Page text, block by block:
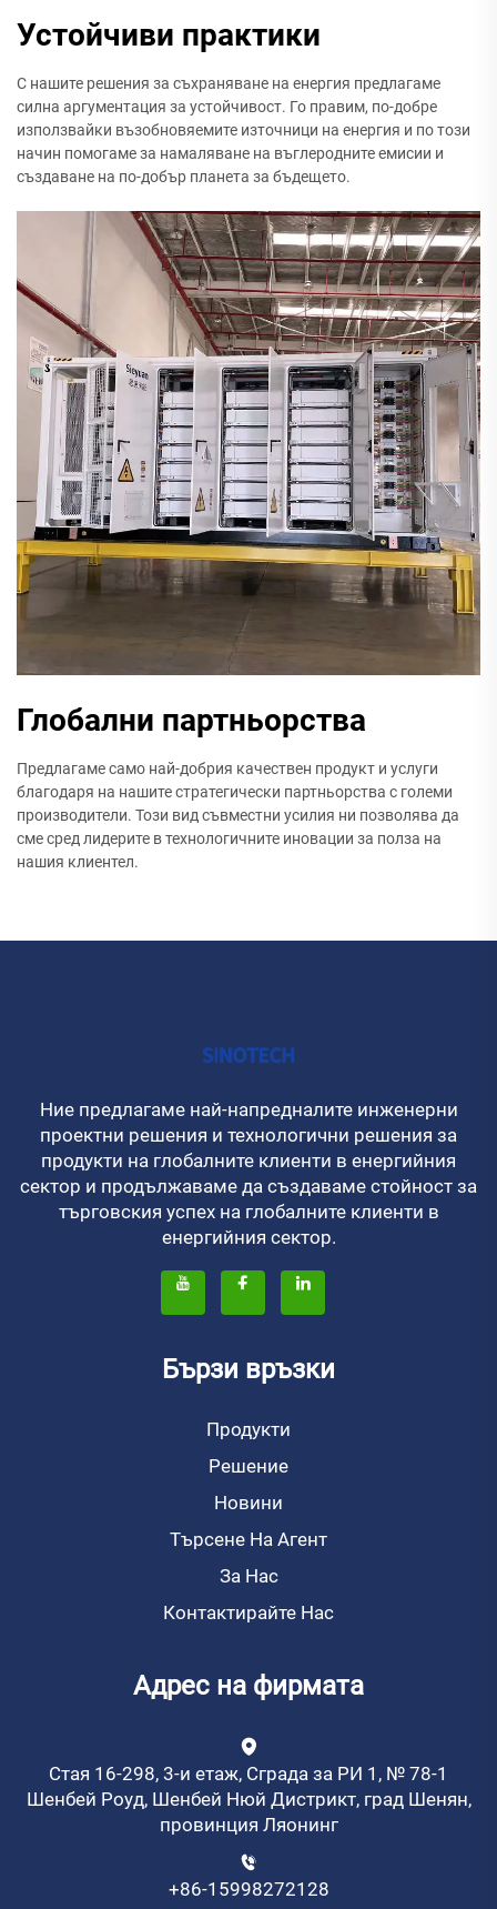
Устойчиви практики
С нашите решения за съхраняване на енергия предлагаме
силна аргументация за устойчивост. Го правим, по-добре
използвайки възобновяемите източници на енергия и по този
начин помогаме за намаляване на въглеродните емисии и
създаване на по-добър планета за бъдещето.
Глобални партньорства
Предлагаме само най-добрия качествен продукт и услуги
благодаря на нашите стратегически партньорства с големи
производители. Този вид съвместни усилия ни позволява да
сме сред лидерите в технологичните иновации за полза на
нашия клиентел.
Ние предлагаме най-напредналите инженерни
проектни решения и технологични решения за
продукти на глобалните клиенти в енергийния
сектор и продължаваме да създаваме стойност за
търговския успех на глобалните клиенти в
енергийния сектор.
Бързи връзки
Продукти
Решение
Новини
Търсене На Агент
За Нас
Контактирайте Нас
Адрес на фирмата
Стая 16-298, 3-и етаж, Сграда за РИ 1, № 78-1
Шенбей Роуд, Шенбей Нюй Дистрикт, град Шенян,
провинция Ляонинг
+86-15998272128